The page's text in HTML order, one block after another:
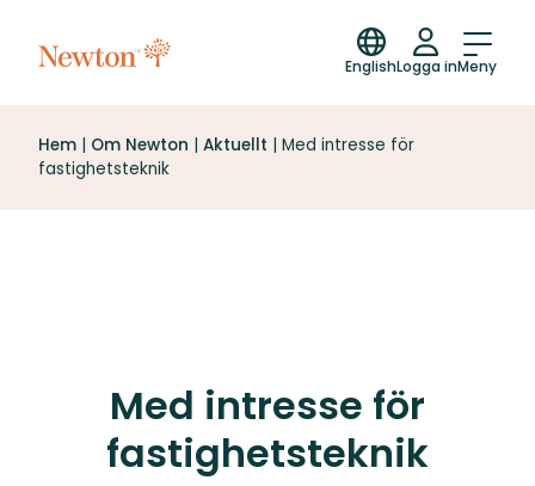
EnglishLogga inMeny
Hem | Om Newton | Aktuellt | Med intresse för
fastighetsteknik
Med intresse för
fastighetsteknik